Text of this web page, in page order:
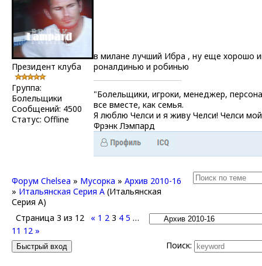
Президент клуба
Группа:
Болельщики
Сообщений: 4500
Статус: Offline
в милане лучший Ибра , ну еще хорошо
роналдинью и робинью
"Болельщики, игроки, менеджер,
все вместе, как семья.
Я люблю Челси и я живу Челси! Челси
Фрэнк Лэмпард
Форум Chelsea » Мусорка » Архив 2010-16
» Итальянская Серия А (Итальянская
Серия А)
Страница 3 из 12 « 1 2 3 4 5 …
11 12 »
Поиск: